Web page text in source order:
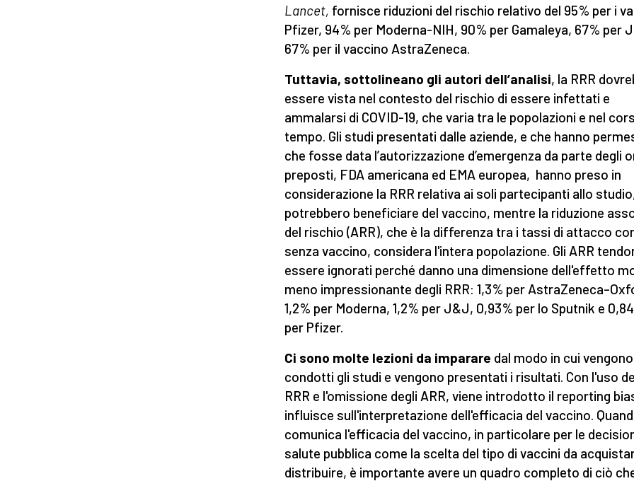
Lancet, fornisce riduzioni del rischio relativo del 95% per i
Pfizer, 94% per Moderna-NIH, 90% per Gamaleya, 67% per
67% per il vaccino AstraZeneca.
Tuttavia, sottolineano gli autori dell’analisi, la RRR
essere vista nel contesto del rischio di essere infettati e
ammalarsi di COVID-19, che varia tra le popolazioni e nel
tempo. Gli studi presentati dalle aziende, e che hanno
che fosse data l’autorizzazione d’emergenza da parte degli
preposti, FDA americana ed EMA europea, hanno preso in
considerazione la RRR relativa ai soli partecipanti allo
potrebbero beneficiare del vaccino, mentre la riduzione
del rischio (ARR), che è la differenza tra i tassi di attacco
senza vaccino, considera l'intera popolazione. Gli ARR
essere ignorati perché danno una dimensione dell'effetto
meno impressionante degli RRR: 1,3% per
1,2% per Moderna, 1,2% per J&J, 0,93% per lo Sputnik e
per Pfizer.
Ci sono molte lezioni da imparare dal modo in cui vengono
condotti gli studi e vengono presentati i risultati. Con l'uso
RRR e l'omissione degli ARR, viene introdotto il reporting
influisce sull'interpretazione dell'efficacia del vaccino.
comunica l'efficacia del vaccino, in particolare per le
salute pubblica come la scelta del tipo di vaccini da
distribuire, è importante avere un quadro completo di ciò